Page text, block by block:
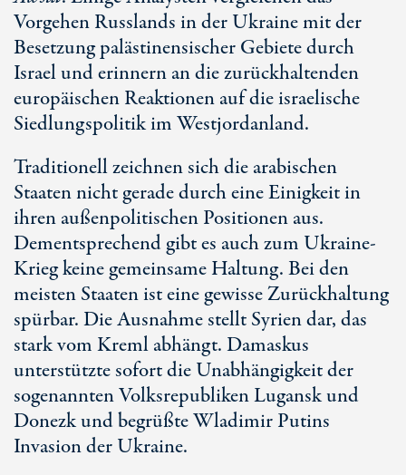
Vorgehen Russlands in der Ukraine mit der
Besetzung palästinensischer Gebiete durch
Israel und erinnern an die zurückhaltenden
europäischen Reaktionen auf die israelische
Siedlungspolitik im Westjordanland.
Traditionell zeichnen sich die arabischen
Staaten nicht gerade durch eine Einigkeit in
ihren außenpolitischen Positionen aus.
Dementsprechend gibt es auch zum Ukraine-
Krieg keine gemeinsame Haltung. Bei den
meisten Staaten ist eine gewisse Zurückhaltung
spürbar. Die Ausnahme stellt Syrien dar, das
stark vom Kreml abhängt. Damaskus
unterstützte sofort die Unabhängigkeit der
sogenannten Volksrepubliken Lugansk und
Donezk und begrüßte Wladimir Putins
Invasion der Ukraine.